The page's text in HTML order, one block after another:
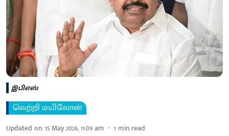
இபிஎஸ்
வெற்றி மயிலோன்
Updated on:15 May 2026, 11:09 am 1 min read